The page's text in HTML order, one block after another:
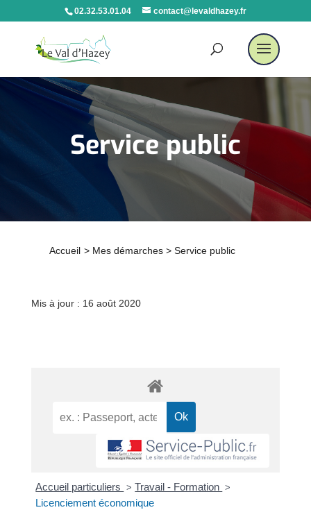
02.32.53.01.04 contact@levaldhazey.fr
Service public
Accueil > Mes démarches > Service public
Mis à jour : 16 août 2020
Accueil particuliers > Travail - Formation >
Licenciement économique